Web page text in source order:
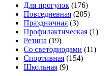
Для прогулок (176)
Повседневная (205)
Праздничная (3)
Профилактическая (1)
Резина (19)
Со светодиодами (11)
Спортивная (154)
Школьная (9)